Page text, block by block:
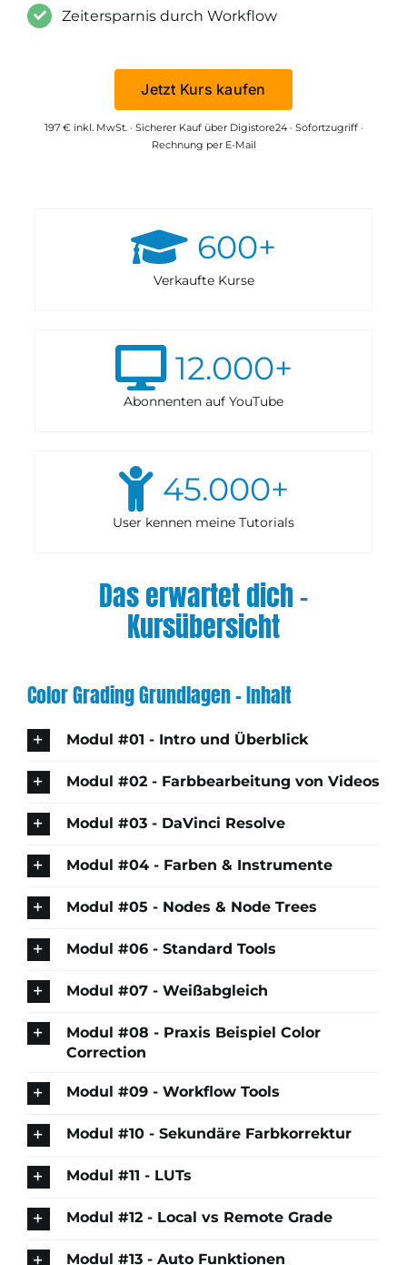
Zeitersparnis durch Workflow
Jetzt Kurs kaufen
197 € inkl. MwSt. · Sicherer Kauf über Digistore24 · Sofortzugriff ·
Rechnung per E-Mail
600+
Verkaufte Kurse
12.000+
Abonnenten auf YouTube
45.000+
User kennen meine Tutorials
Das erwartet dich –
Kursübersicht
Color Grading Grundlagen – Inhalt
Modul #01 - Intro und Überblick
Modul #02 - Farbbearbeitung von Videos
Modul #03 - DaVinci Resolve
Modul #04 - Farben & Instrumente
Modul #05 - Nodes & Node Trees
Modul #06 - Standard Tools
Modul #07 - Weißabgleich
Modul #08 - Praxis Beispiel Color
Correction
Modul #09 - Workflow Tools
Modul #10 - Sekundäre Farbkorrektur
Modul #11 - LUTs
Modul #12 - Local vs Remote Grade
Modul #13 - Auto Funktionen